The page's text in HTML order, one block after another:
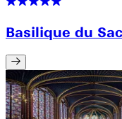
Basilique du